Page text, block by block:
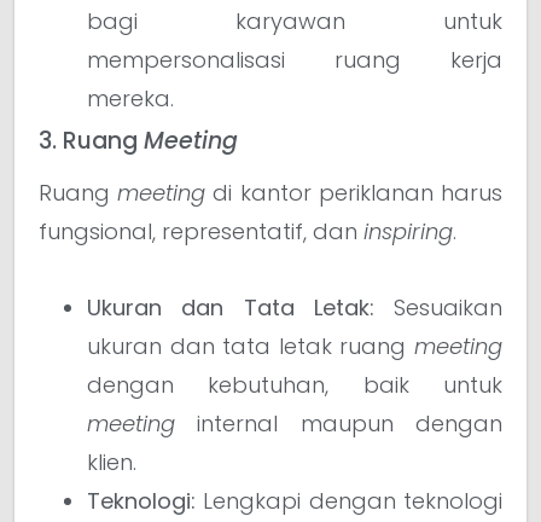
bagi karyawan untuk
mempersonalisasi ruang kerja
mereka.
3. Ruang Meeting
Ruangmeeting di kantor periklanan harus
fungsional, representatif, dan inspiring.
Ukuran dan Tata Letak: Sesuaikan
ukuran dan tata letak ruang meeting
dengan kebutuhan, baik untuk
meeting internal maupun dengan
klien.
Teknologi: Lengkapi dengan teknologi